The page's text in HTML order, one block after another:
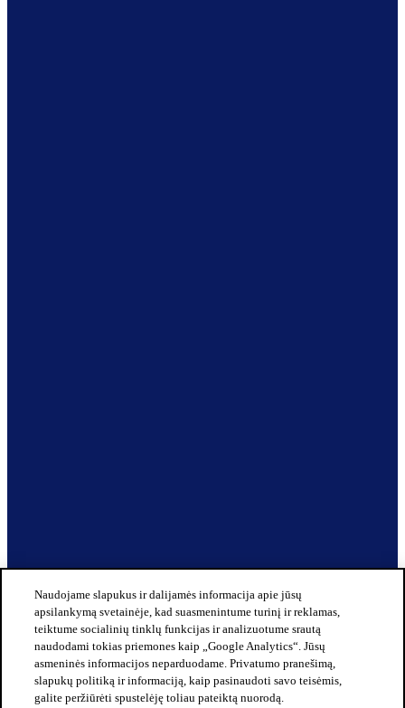
Naudojame slapukus ir dalijamės informacija apie jūsų
apsilankymą svetainėje, kad suasmenintume turinį ir reklamas,
teiktume socialinių tinklų funkcijas ir analizuotume srautą
naudodami tokias priemones kaip „Google Analytics“. Jūsų
asmeninės informacijos neparduodame. Privatumo pranešimą,
slapukų politiką ir informaciją, kaip pasinaudoti savo teisėmis,
galite peržiūrėti spustelėję toliau pateiktą nuorodą.